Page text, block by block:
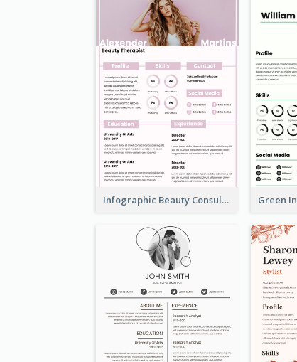
Infographic Beauty Consultant Resume